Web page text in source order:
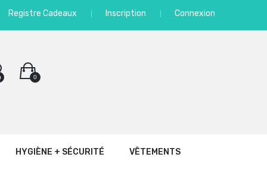
Registre Cadeaux Inscription Connexion
0
HYGIÈNE + SÉCURITÉ VÊTEMENTS